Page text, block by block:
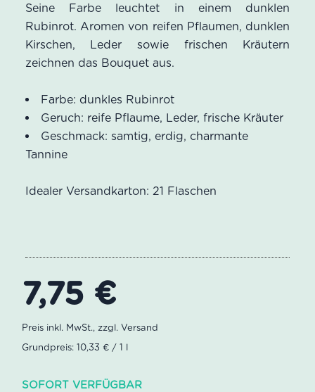
Seine Farbe leuchtet in einem dunklen
Rubinrot. Aromen von reifen Pflaumen, dunklen
Kirschen, Leder sowie frischen Kräutern
zeichnen das Bouquet aus.
Farbe: dunkles Rubinrot
Geruch: reife Pflaume, Leder, frische Kräuter
Geschmack: samtig, erdig, charmante
Tannine
Idealer Versandkarton: 21 Flaschen
7,75 €
Grundpreis: 10,33 € / 1 l
SOFORT VERFÜGBAR